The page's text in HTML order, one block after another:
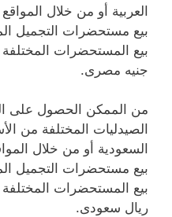
العربية أو من خلال
بيع مستحضرات التجميل
جنيه مصرى.
من الممكن الحصول على
الصيدليات المختلفة من
السعودية أو من خلال
بيع مستحضرات التجميل
ريال سعودى.